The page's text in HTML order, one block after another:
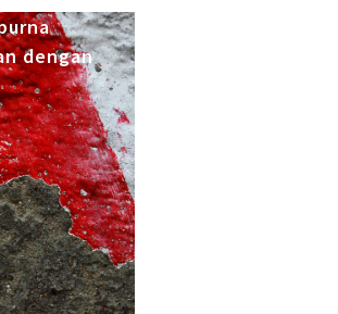
dengan